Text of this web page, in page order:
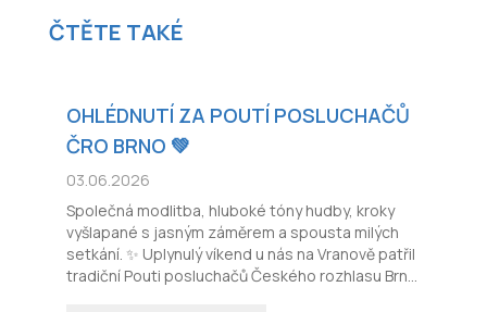
ČTĚTE TAKÉ
OHLÉDNUTÍ ZA POUTÍ POSLUCHAČŮ
ČRO BRNO 💚
03.06.2026
Společná modlitba, hluboké tóny hudby, kroky
vyšlapané s jasným záměrem a spousta milých
setkání. ✨ Uplynulý víkend u nás na Vranově patřil
tradiční Pouti posluchačů Českého rozhlasu Brno.